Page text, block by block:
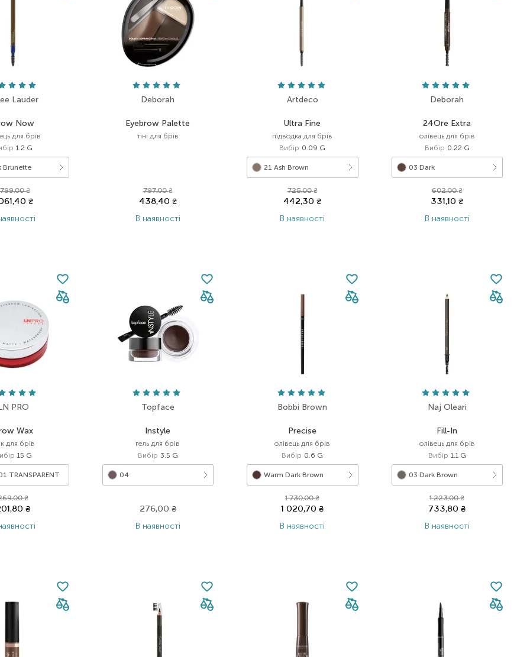
Lauder
Now
для брів
1.2 G
Brunette
799,00₴
₴
Deborah
Eyebrow Palette
тіні для брів
797,00₴
438,40 ₴
В наявності
Artdeco
Ultra Fine
підводка для брів
Вибір 0.09 G
21 Ash Brown
725,00₴
442,30₴
В наявності
Deborah
24Ore Extra
олівець для брів
Вибір 0.22 G
03 Dark
602,00₴
331,10₴
В наявності
PRO
Wax
для брів
15 G
TRANSPARENT
₴
₴
Topface
Instyle
гель для брів
Вибір 3.5 G
04
276,00 ₴
В наявності
Bobbi Brown
Precise
олівець для брів
Вибір 0.6 G
Warm Dark Brown
1 730,00₴
1 020,70₴
В наявності
Naj Oleari
Fill-In
олівець для брів
Вибір 1.1 G
03 Dark Brown
1 223,00₴
733,80₴
В наявності